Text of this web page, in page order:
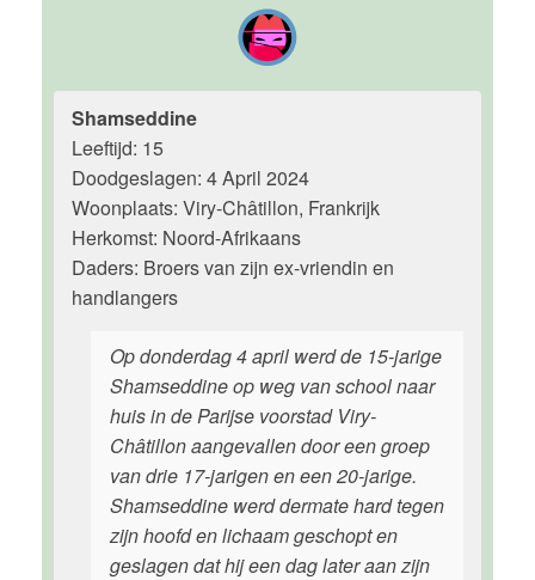
Shamseddine
Leeftijd: 15
Doodgeslagen: 4 April 2024
Woonplaats: Viry-Châtillon, Frankrijk
Herkomst: Noord-Afrikaans
Daders: Broers van zijn ex-vriendin en
handlangers
Op donderdag 4 april werd de 15-jarige
Shamseddine op weg van school naar
huis in de Parijse voorstad Viry-
Châtillon aangevallen door een groep
van drie 17-jarigen en een 20-jarige.
Shamseddine werd dermate hard tegen
zijn hoofd en lichaam geschopt en
geslagen dat hij een dag later aan zijn